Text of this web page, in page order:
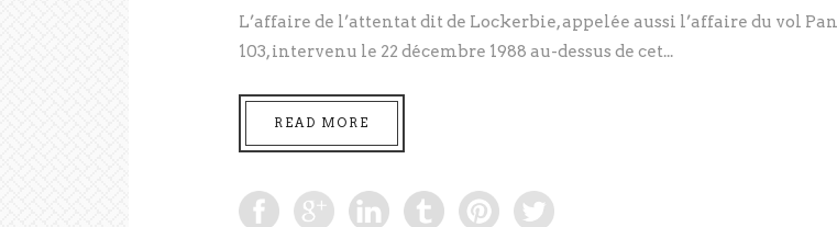
L’affaire de l’attentat dit de Lockerbie, appelée aussi l’affaire du vol
103, intervenu le 22 décembre 1988 au-dessus de cet...
READ MORE